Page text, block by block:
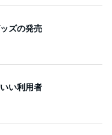
るショップ
い一言